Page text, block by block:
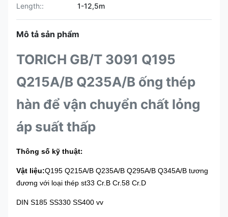
Length::
1-12,5m
Mô tả sản phẩm
TORICH GB/T 3091 Q195
Q215A/B Q235A/B ống thép
hàn để vận chuyển chất lỏng
áp suất thấp
Thông số kỹ thuật:
Vật liệu:Q195 Q215A/B Q235A/B Q295A/B Q345A/B tương
đương với loại thép st33 Cr.B Cr.58 Cr.D
DIN S185 SS330 SS400 vv